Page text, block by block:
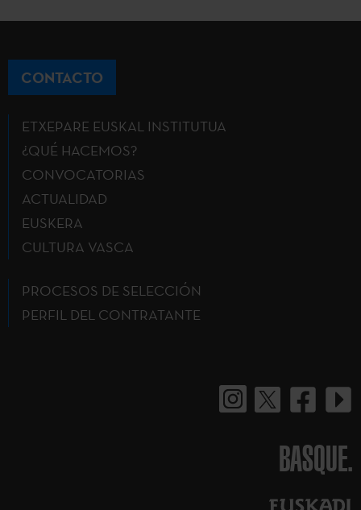
CONTACTO
ETXEPARE EUSKAL INSTITUTUA
¿QUÉ HACEMOS?
CONVOCATORIAS
ACTUALIDAD
EUSKERA
CULTURA VASCA
PROCESOS DE SELECCIÓN
PERFIL DEL CONTRATANTE
BASQUE.